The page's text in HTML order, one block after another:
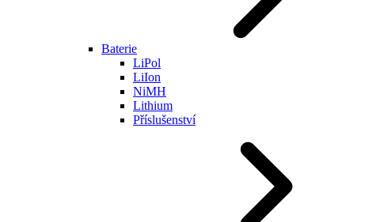
Baterie
LiPol
LiIon
NiMH
Lithium
Příslušenství